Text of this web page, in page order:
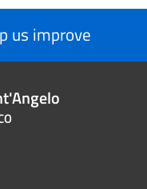
us improve